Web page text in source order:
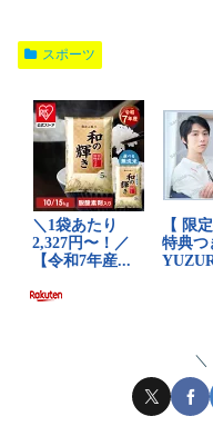
スポーツ